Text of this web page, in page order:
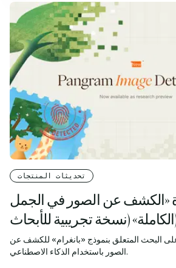
تحديثات المنتجات
«الكشف عن الصور في الجمل
للأبحاث)
البحث المتعلق بنموذج «بانغرام» للكشف عن
الصور باستخدام الذكاء الاصطناعي.